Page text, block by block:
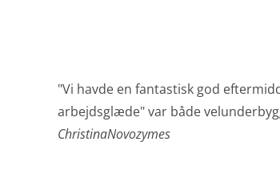
"Vi havde en fantastisk god
arbejdsglæde" var både
ChristinaNovozymes